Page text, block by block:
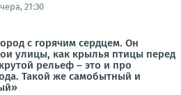
21:30
с горячим сердцем. Он
улицы, как крылья птицы перед
рельеф – это и про
Такой же самобытный и